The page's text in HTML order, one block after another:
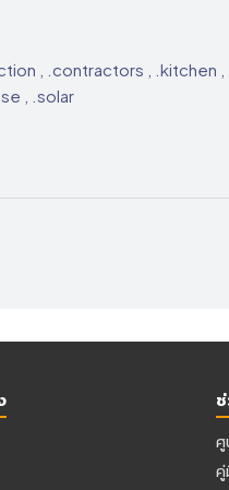
, .contractors , .kitchen ,
, .solar
ศู
คู่